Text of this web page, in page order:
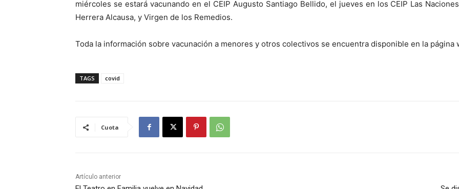
miércoles se estará vacunando en el CEIP Augusto Santiago Bellido, el jueves en los CEIP Las
Herrera Alcausa, y Virgen de los Remedios.
Toda la información sobre vacunación a menores y otros colectivos se encuentra disponible en la página
TAGS covid
Cuota
Artículo anterior